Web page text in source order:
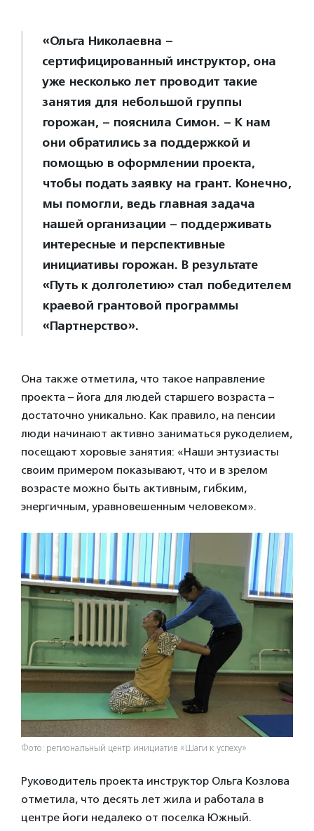
«Ольга Николаевна –
сертифицированный инструктор, она
уже несколько лет проводит такие
занятия для небольшой группы
горожан, – пояснила Симон. – К нам
они обратились за поддержкой и
помощью в оформлении проекта,
чтобы подать заявку на грант. Конечно,
мы помогли, ведь главная задача
нашей организации – поддерживать
интересные и перспективные
инициативы горожан. В результате
«Путь к долголетию» стал победителем
краевой грантовой программы
«Партнерство».
Она также отметила, что такое направление
проекта – йога для людей старшего возраста –
достаточно уникально. Как правило, на пенсии
люди начинают активно заниматься рукоделием,
посещают хоровые занятия: «Наши энтузиасты
своим примером показывают, что и в зрелом
возрасте можно быть активным, гибким,
энергичным, уравновешенным человеком».
Фото: региональный центр инициатив «Шаги к успеху»
Руководитель проекта инструктор Ольга Козлова
отметила, что десять лет жила и работала в
центре йоги недалеко от поселка Южный.